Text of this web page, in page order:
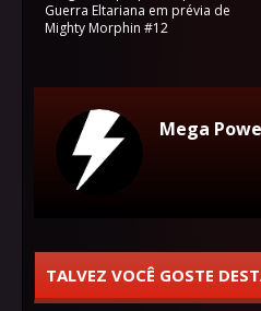
Guerra Eltariana em prévia de
Mighty Morphin #12
Mega
TALVEZ VOCÊ GOSTE